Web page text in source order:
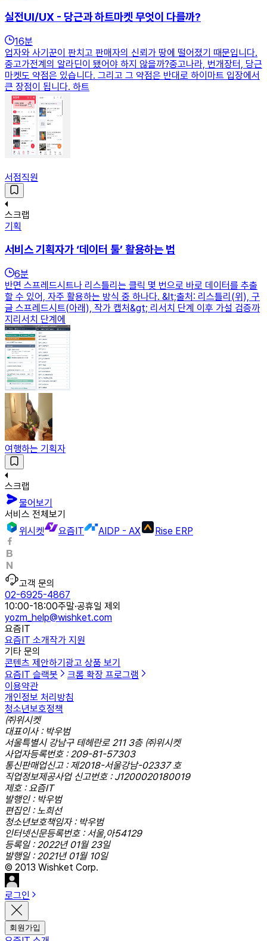
실전UI/UX - 당근과 하트마켓 무엇이 다를까?
16분
업자와 사기꾼이 판치고 판매자의 신뢰가 땅에 떨어졌기 때문입니다.
중고가전계의 알라딘이 됐어야 하지 않을까?중고나라, 번개장터, 당근
마켓도 약점은 있습니다. 그리고 그 약점은 반대로 하이마트 입장에서
큰 장점이 됩니다. 하트
서점직원
스크랩
기획
서비스 기획자가 ‘데이터 툴’ 활용하는 법
6분
반면 스프레드시트나 리스틀리는 클릭 몇 번으로 바로 데이터를 추출
할 수 있어, 자주 활용하는 방식 중 하나다. &lt;출처: 리스틀리(위), 구
글 스프레드시트(아래), 작가 캡처&gt; 리서치 단계 이후 가설 검증까
지리서치 단계에
여행하는 기획자
스크랩
물어보기
서비스 전체보기
위시켓
요즘IT AIDP - AX Rise ERP
고객 문의
02-6925-4867
10:00-18:00주말·공휴일 제외
yozm_help@wishket.com
요즘IT
요즘IT 소개작가 지원
기타 문의
콘텐츠 제안하기 광고 상품 보기
요즘IT 슬랙봇
크롬 확장 프로그램
이용약관
개인정보 처리방침
청소년보호정책
㈜위시켓
대표이사 : 박우범
서울특별시 강남구 테헤란로 211 3층 ㈜위시켓
사업자등록번호 : 209-81-57303
통신판매업신고 : 제2018-서울강남-02337 호
직업정보제공사업 신고번호 : J1200020180019
제호 : 요즘IT
발행인 : 박우범
편집인 : 노희선
청소년보호책임자 : 박우범
인터넷신문등록번호 : 서울,아54129
등록일 : 2022년 01월 23일
발행일 : 2021년 01월 10일
© 2013 Wishket Corp.
로그인
회원가입